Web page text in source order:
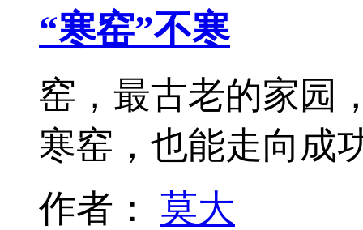
“寒窑”不寒
窑，最古老的家园
寒窑，也能走向成
作者： 莫大